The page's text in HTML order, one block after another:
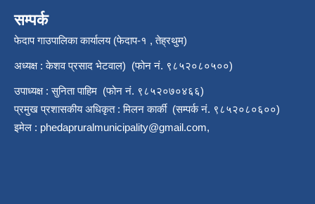
सम्पर्क
फेदाप गाउपालिका कार्यालय (फेदाप-१ , तेह्रथुम)
अध्यक्ष : केशव प्रसाद भेटवाल) (फोन नं. ९८५२०८०५००)
उपाध्यक्ष : सुनिता पाहिम (फोन नं. ९८५२०७०४६६)
प्रमुख प्रशासकीय अधिकृत : मिलन कार्की (सम्पर्क नं. ९८५२०८०६००)
इमेल : phedapruralmunicipality@gmail.com,